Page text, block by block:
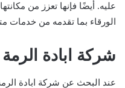
عليه. أيضًا فإنها تعزز من
الورقاء بما تقدمه من خدمات
شركة ابادة
عند البحث عن شركة ابادة